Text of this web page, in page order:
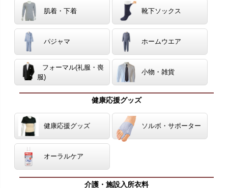
肌着・下着 靴下ソックス
パジャマ ホームウエア
フォーマル(礼服・喪
服)
小物・雑貨
健康応援グッズ
健康応援グッズ ソルボ・サポーター
オーラルケア
介護・施設入所衣料